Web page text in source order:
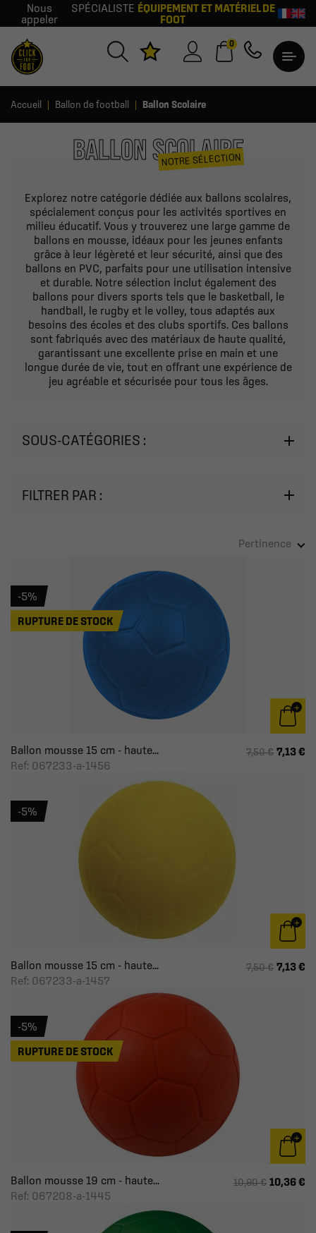
Nous
appeler
SPÉCIALISTE ÉQUIPEMENT ET MATÉRIEL DE
FOOT
0
Accueil Ballon de football Ballon Scolaire
BALLON SCOLAIRE
NOTRE SÉLECTION
Explorez notre catégorie dédiée aux ballons scolaires,
spécialement conçus pour les activités sportives en
milieu éducatif. Vous y trouverez une large gamme de
ballons en mousse, idéaux pour les jeunes enfants
grâce à leur légèreté et leur sécurité, ainsi que des
ballons en PVC, parfaits pour une utilisation intensive
et durable. Notre sélection inclut également des
ballons pour divers sports tels que le basketball, le
handball, le rugby et le volley, tous adaptés aux
besoins des écoles et des clubs sportifs. Ces ballons
sont fabriqués avec des matériaux de haute qualité,
garantissant une excellente prise en main et une
longue durée de vie, tout en offrant une expérience de
jeu agréable et sécurisée pour tous les âges.
SOUS-CATÉGORIES :
FILTRER PAR :
Pertinence
Ballon mousse 15 cm - haute...
Ref: 067233-a-1456
7,50 € 7,13 €
-5%
RUPTURE DE STOCK
Ballon mousse 15 cm - haute...
Ref: 067233-a-1457
7,50 € 7,13 €
-5%
Ballon mousse 19 cm - haute...
Ref: 067208-a-1445
10,90 € 10,36 €
-5%
RUPTURE DE STOCK